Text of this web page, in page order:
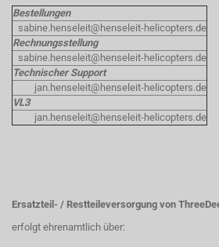
Bestellungen
sabine.henseleit@henseleit-helicopters.de
Rechnungsstellung
sabine.henseleit@henseleit-helicopters.de
Technischer Support
jan.henseleit@henseleit-helicopters.de
VL3
jan.henseleit@henseleit-helicopters.de
Ersatzteil- / Restteileversorgung von
erfolgt ehrenamtlich über: